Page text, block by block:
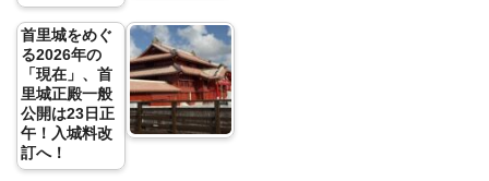
首里城をめぐ
る2026年の
「現在」、首
里城正殿一般
公開は23日正
午！入城料改
訂へ！